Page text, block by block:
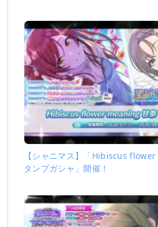
【シャニマス】「Hibiscus
タンプガシャ」開催！